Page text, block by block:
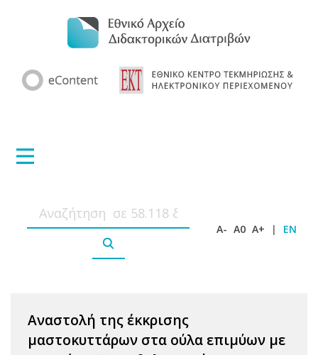
A- A0 A+ | EN
Αναστολή της έκκρισης
μαστοκυττάρων στα ούλα επιμύων με